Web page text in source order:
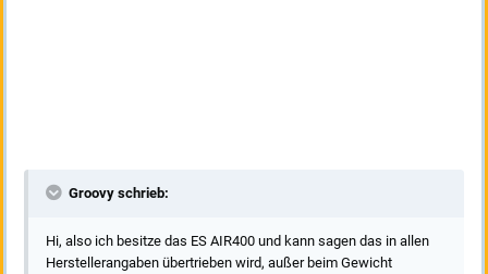
Groovy schrieb:
Hi, also ich besitze das ES AIR400 und kann sagen das in allen
Herstellerangaben übertrieben wird, außer beim Gewicht